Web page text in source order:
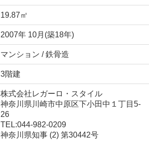
19.87㎡
2007年 10月(築18年)
マンション / 鉄骨造
3階建
株式会社レガーロ・スタイル
神奈川県川崎市中原区下小田中１丁目5-
26
TEL:044-982-0209
神奈川県知事 (2) 第30442号